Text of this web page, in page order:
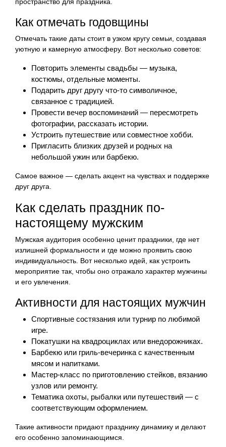
Как отмечать годовщины
Отмечать такие даты стоит в узком кругу семьи, создавая
уютную и камерную атмосферу. Вот несколько советов:
Повторить элементы свадьбы — музыка,
костюмы, отдельные моменты.
Подарить друг другу что-то символичное,
связанное с традицией.
Провести вечер воспоминаний — пересмотреть
фотографии, рассказать истории.
Устроить путешествие или совместное хобби.
Пригласить близких друзей и родных на
небольшой ужин или барбекю.
Самое важное — сделать акцент на чувствах и поддержке
друг друга.
Как сделать праздник по-
настоящему мужским
Мужская аудитория особенно ценит праздники, где нет
излишней формальности и где можно проявить свою
индивидуальность. Вот несколько идей, как устроить
мероприятие так, чтобы оно отражало характер мужчины
и его увлечения.
Активности для настоящих мужчин
Спортивные состязания или турнир по любимой
игре.
Покатушки на квадроциклах или внедорожниках.
Барбекю или гриль-вечеринка с качественным
мясом и напитками.
Мастер-класс по приготовлению стейков, вязанию
узлов или ремонту.
Тематика охоты, рыбалки или путешествий — с
соответствующим оформлением.
Такие активности придают празднику динамику и делают
его особенно запоминающимся.